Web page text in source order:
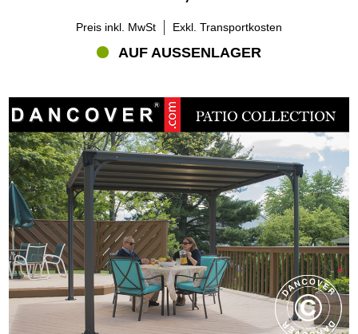
Preis inkl. MwSt Exkl. Transportkosten
AUF AUSSENLAGER